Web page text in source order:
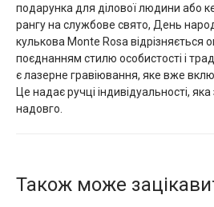
подарунка для ділової людини або
рангу на службове свято, День
кулькова Monte Rosa відрізняється
поєднанням стилю особистості і
є лазерне гравіювання, яке вже
Це надає ручці індивідуальності,
надовго.
Також може